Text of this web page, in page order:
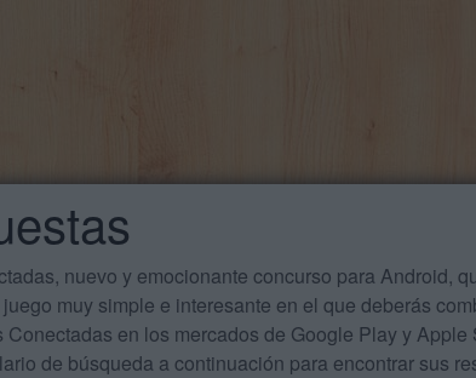
nuevo y emocionante concurso para Android,
muy simple e interesante en el que deberás
en los mercados de Google Play y Apple
de búsqueda a continuación para encontrar sus